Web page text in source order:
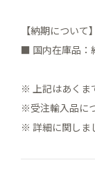
【納期について】
■ 国内在庫品：
※ 上記はあくま
※受注輸入品に
※ 詳細に関しま